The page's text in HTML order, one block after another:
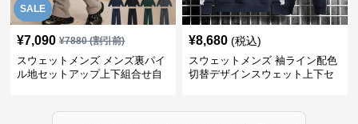
SALE
¥7,090 ¥7880(割引前)
スウェットメンズ メンズ裏パイ
ル地セットアップ上下組合せ自
¥8,680 (税込)
スウェットメンズ 袖ライン配色
切替デザインスウェット上下セ